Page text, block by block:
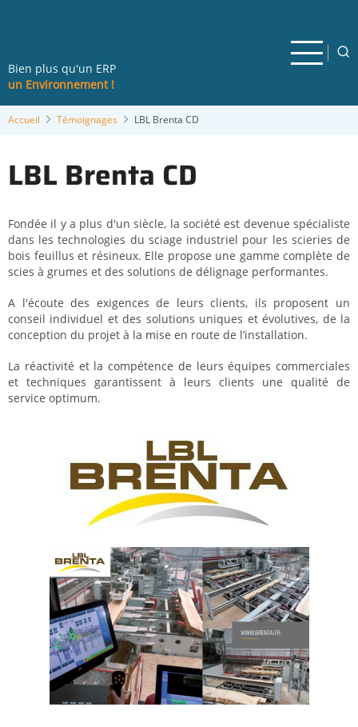
Bien plus qu'un ERP
un Environnement !
Accueil Témoignages LBL Brenta CD
LBL Brenta CD
Fondée il y a plus d'un siècle, la société est devenue spécialiste
dans les technologies du sciage industriel pour les scieries de
bois feuillus et résineux. Elle propose une gamme complète de
scies à grumes et des solutions de délignage performantes.
A l'écoute des exigences de leurs clients, ils proposent un
conseil individuel et des solutions uniques et évolutives, de la
conception du projet à la mise en route de l’installation.
La réactivité et la compétence de leurs équipes commerciales
et techniques garantissent à leurs clients une qualité de
service optimum.